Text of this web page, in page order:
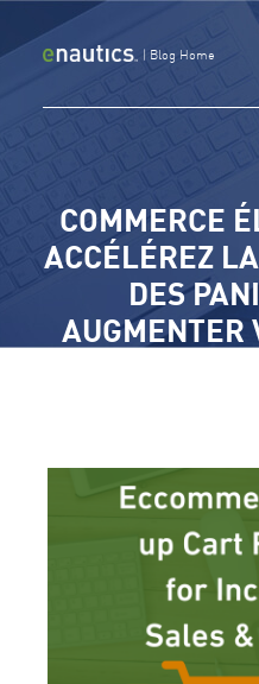
au
| Blog Home
COMMERCE
ACCÉLÉREZ
DES
AUGMENTER